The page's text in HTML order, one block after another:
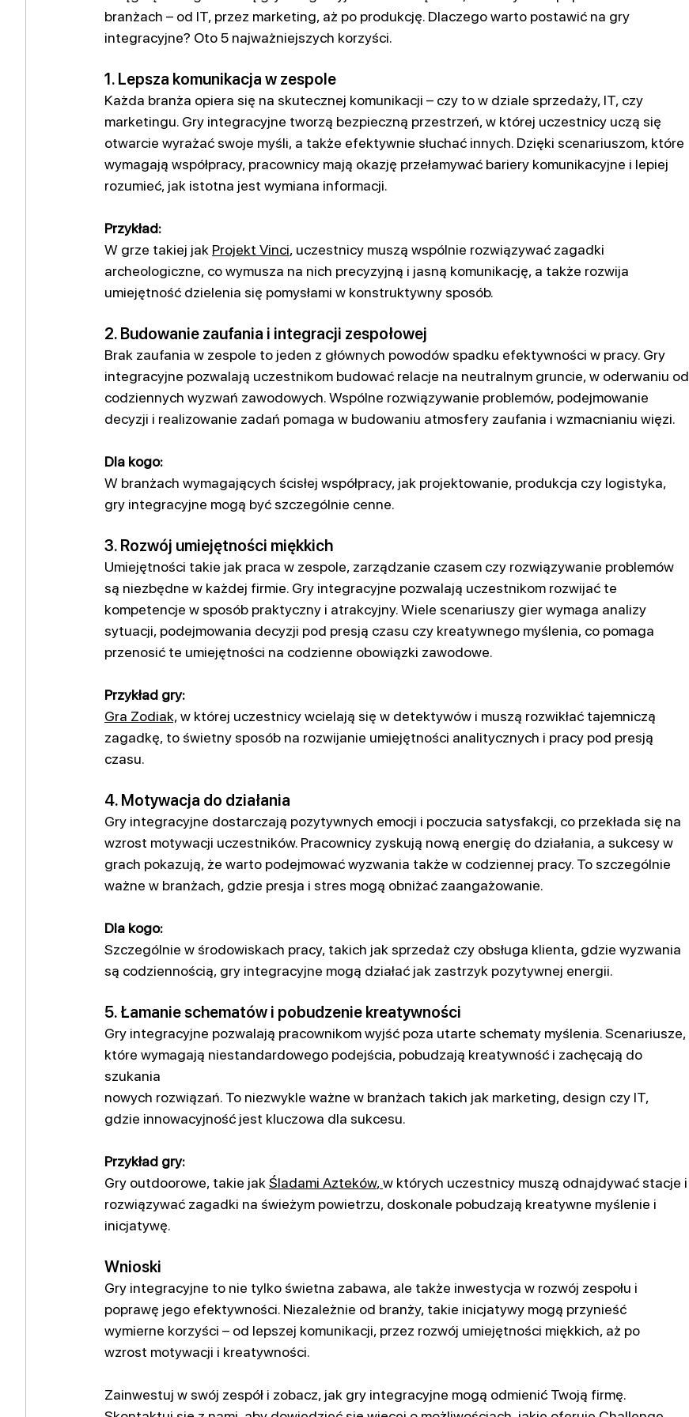
branżach – od IT, przez marketing, aż po produkcję. Dlaczego warto postawić na gry
integracyjne? Oto 5 najważniejszych korzyści.
1. Lepsza komunikacja w zespole
Każda branża opiera się na skutecznej komunikacji – czy to w dziale sprzedaży, IT, czy
marketingu. Gry integracyjne tworzą bezpieczną przestrzeń, w której uczestnicy uczą się
otwarcie wyrażać swoje myśli, a także efektywnie słuchać innych. Dzięki scenariuszom, które
wymagają współpracy, pracownicy mają okazję przełamywać bariery komunikacyjne i lepiej
rozumieć, jak istotna jest wymiana informacji.
Przykład:
W grze takiej jak Projekt Vinci, uczestnicy muszą wspólnie rozwiązywać zagadki
archeologiczne, co wymusza na nich precyzyjną i jasną komunikację, a także rozwija
umiejętność dzielenia się pomysłami w konstruktywny sposób.
2. Budowanie zaufania i integracji zespołowej
Brak zaufania w zespole to jeden z głównych powodów spadku efektywności w pracy. Gry
integracyjne pozwalają uczestnikom budować relacje na neutralnym gruncie, w oderwaniu od
codziennych wyzwań zawodowych. Wspólne rozwiązywanie problemów, podejmowanie
decyzji i realizowanie zadań pomaga w budowaniu atmosfery zaufania i wzmacnianiu więzi.
Dla kogo:
W branżach wymagających ścisłej współpracy, jak projektowanie, produkcja czy logistyka,
gry integracyjne mogą być szczególnie cenne.
3. Rozwój umiejętności miękkich
Umiejętności takie jak praca w zespole, zarządzanie czasem czy rozwiązywanie problemów
są niezbędne w każdej firmie. Gry integracyjne pozwalają uczestnikom rozwijać te
kompetencje w sposób praktyczny i atrakcyjny. Wiele scenariuszy gier wymaga analizy
sytuacji, podejmowania decyzji pod presją czasu czy kreatywnego myślenia, co pomaga
przenosić te umiejętności na codzienne obowiązki zawodowe.
Przykład gry:
Gra Zodiak,w której uczestnicy wcielają się w detektywów i muszą rozwikłać tajemniczą
zagadkę, to świetny sposób na rozwijanie umiejętności analitycznych i pracy pod presją
czasu.
4. Motywacja do działania
Gry integracyjne dostarczają pozytywnych emocji i poczucia satysfakcji, co przekłada się na
wzrost motywacji uczestników. Pracownicy zyskują nową energię do działania, a sukcesy w
grach pokazują, że warto podejmować wyzwania także w codziennej pracy. To szczególnie
ważne w branżach, gdzie presja i stres mogą obniżać zaangażowanie.
Dla kogo:
Szczególnie w środowiskach pracy, takich jak sprzedaż czy obsługa klienta, gdzie wyzwania
są codziennością, gry integracyjne mogą działać jak zastrzyk pozytywnej energii.
5. Łamanie schematów i pobudzenie kreatywności
Gry integracyjne pozwalają pracownikom wyjść poza utarte schematy myślenia. Scenariusze,
które wymagają niestandardowego podejścia, pobudzają kreatywność i zachęcają do
szukania
nowych rozwiązań. To niezwykle ważne w branżach takich jak marketing, design czy IT,
gdzie innowacyjność jest kluczowa dla sukcesu.
Przykład gry:
Gry outdoorowe, takie jakŚladami Azteków, w których uczestnicy muszą odnajdywać stacje i
rozwiązywać zagadki na świeżym powietrzu, doskonale pobudzają kreatywne myślenie i
inicjatywę.
Wnioski
Gry integracyjne to nie tylko świetna zabawa, ale także inwestycja w rozwój zespołu i
poprawę jego efektywności. Niezależnie od branży, takie inicjatywy mogą przynieść
wymierne korzyści – od lepszej komunikacji, przez rozwój umiejętności miękkich, aż po
wzrost motywacji i kreatywności.
Zainwestuj w swój zespół i zobacz, jak gry integracyjne mogą odmienić Twoją firmę.